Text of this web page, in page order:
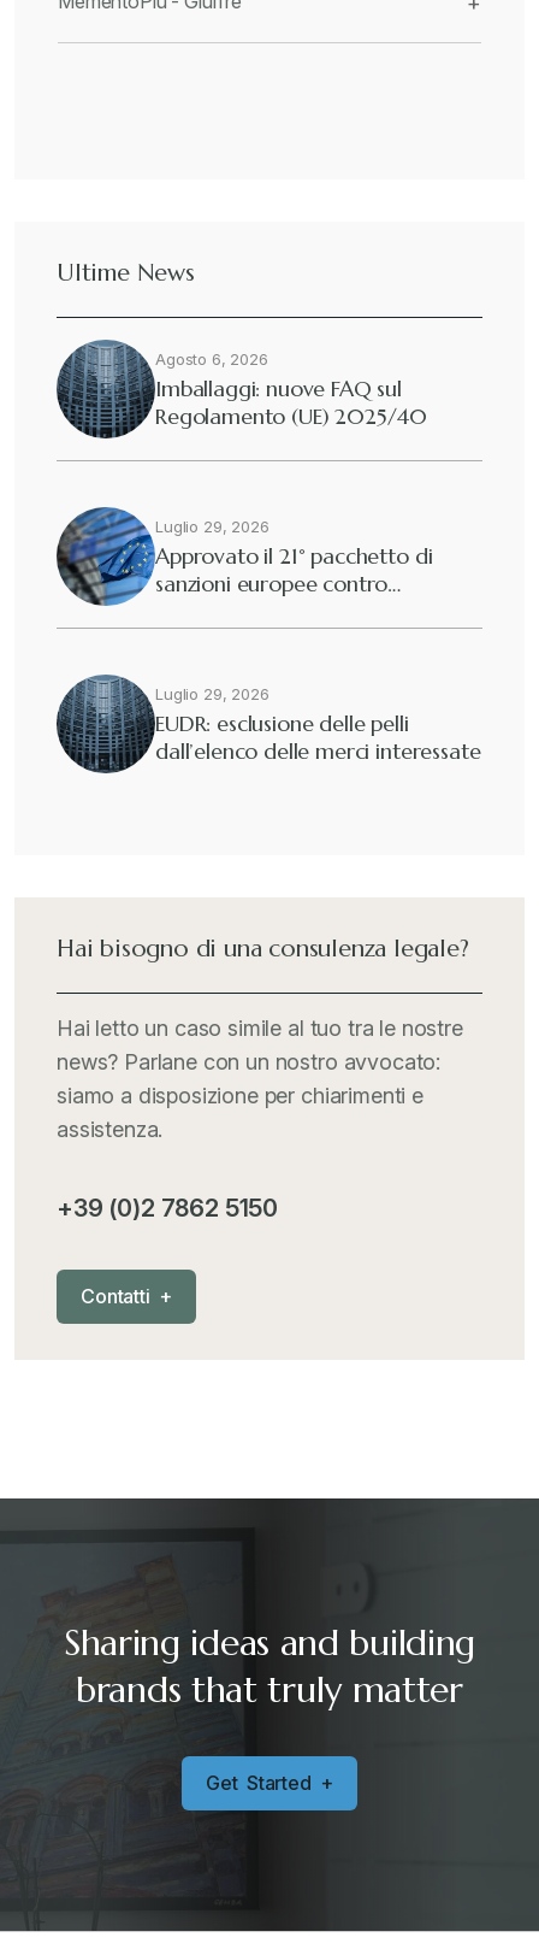
Ultime News
Agosto 6, 2026
Imballaggi: nuove FAQ sul
Regolamento (UE) 2025/40
Luglio 29, 2026
Approvato il 21° pacchetto di
sanzioni europee contro…
Luglio 29, 2026
EUDR: esclusione delle pelli
dall’elenco delle merci interessate
Hai bisogno di una consulenza legale?
Hai letto un caso simile al tuo tra le nostre
news? Parlane con un nostro avvocato:
siamo a disposizione per chiarimenti e
assistenza.
+39 (0)2 7862 5150
Contatti +
Sharing ideas and building
brands that truly matter
Get Started +